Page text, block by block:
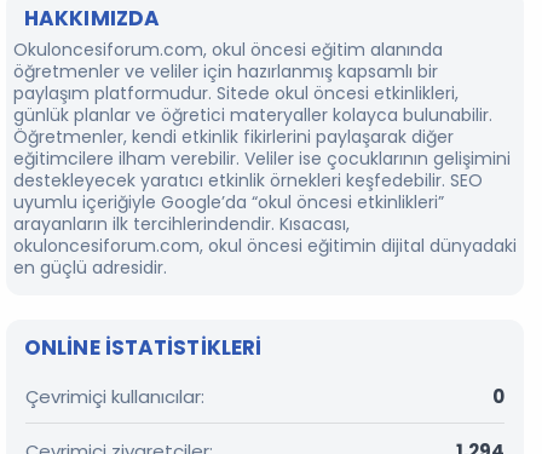
HAKKIMIZDA
Okuloncesiforum.com, okul öncesi eğitim alanında
öğretmenler ve veliler için hazırlanmış kapsamlı bir
paylaşım platformudur. Sitede okul öncesi etkinlikleri,
günlük planlar ve öğretici materyaller kolayca bulunabilir.
Öğretmenler, kendi etkinlik fikirlerini paylaşarak diğer
eğitimcilere ilham verebilir. Veliler ise çocuklarının gelişimini
destekleyecek yaratıcı etkinlik örnekleri keşfedebilir. SEO
uyumlu içeriğiyle Google’da “okul öncesi etkinlikleri”
arayanların ilk tercihlerindendir. Kısacası,
okuloncesiforum.com, okul öncesi eğitimin dijital dünyadaki
en güçlü adresidir.
ONLINE ISTATISTIKLERI
Çevrimiçi kullanıcılar 0